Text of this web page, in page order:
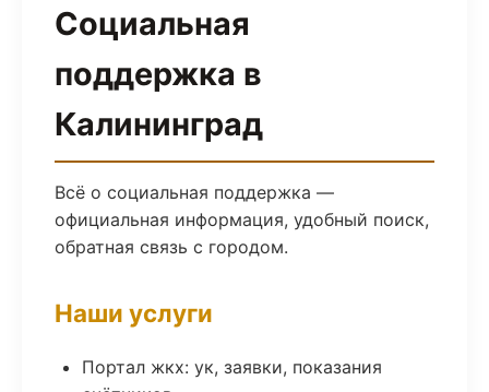
Социальная
поддержка в
Калининград
Всё о социальная поддержка —
официальная информация, удобный поиск,
обратная связь с городом.
Наши услуги
Портал жкх: ук, заявки, показания